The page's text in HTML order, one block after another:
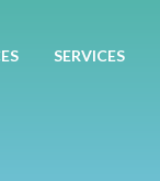
SERVICES